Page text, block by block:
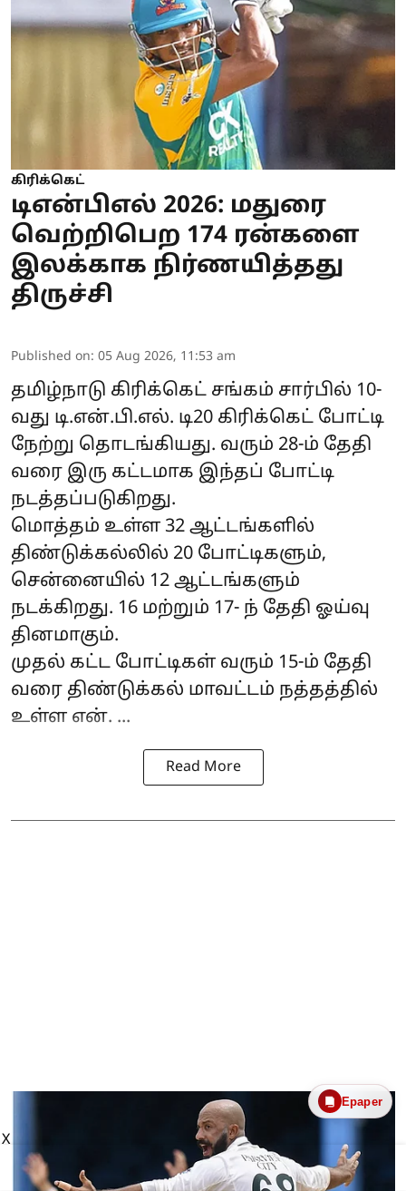
கிரிக்கெட்
டிஎன்பிஎல் 2026: மதுரை
வெற்றிபெற 174 ரன்களை
இலக்காக நிர்ணயித்தது
திருச்சி
Published on: 05 Aug 2026, 11:53 am
தமிழ்நாடு கிரிக்கெட் சங்கம் சார்பில் 10-
வது டி.என்.பி.எல். டி20 கிரிக்கெட் போட்டி
நேற்று தொடங்கியது. வரும் 28-ம் தேதி
வரை இரு கட்டமாக இந்தப் போட்டி
நடத்தப்படுகிறது.
மொத்தம் உள்ள 32 ஆட்டங்களில்
திண்டுக்கல்லில் 20 போட்டிகளும்,
சென்னையில் 12 ஆட்டங்களும்
நடக்கிறது. 16 மற்றும் 17- ந் தேதி ஓய்வு
தினமாகும்.
முதல் கட்ட போட்டிகள் வரும் 15-ம் தேதி
வரை திண்டுக்கல் மாவட்டம் நத்தத்தில்
உள்ள என். ...
Read More
Epaper
X